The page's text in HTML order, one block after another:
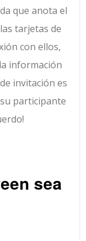
que anota el
tarjetas de
con ellos,
información
invitación es
participante
sea